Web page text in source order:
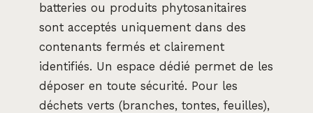
batteries ou produits phytosanitaires
sont acceptés uniquement dans des
contenants fermés et clairement
identifiés. Un espace dédié permet de les
déposer en toute sécurité. Pour les
déchets verts (branches, tontes, feuilles),